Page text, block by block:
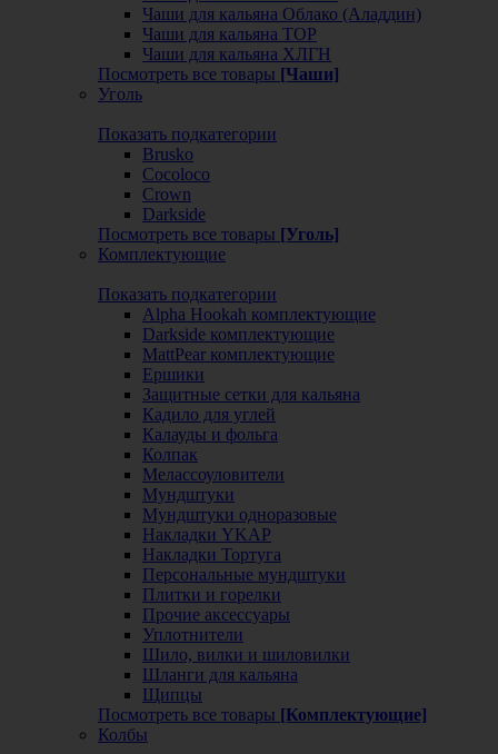
Чаши для кальяна Облако (Аладдин)
Чаши для кальяна ТОР
Чаши для кальяна ХЛГН
Посмотреть все товары [Чаши]
Уголь
Показать подкатегории
Brusko
Cocoloco
Crown
Darkside
Посмотреть все товары [Уголь]
Комплектующие
Показать подкатегории
Alpha Hookah комплектующие
Darkside комплектующие
MattPear комплектующие
Ершики
Защитные сетки для кальяна
Кадило для углей
Калауды и фольга
Колпак
Мелассоуловители
Мундштуки
Мундштуки одноразовые
Накладки YKAP
Накладки Тортуга
Персональные мундштуки
Плитки и горелки
Прочие аксессуары
Уплотнители
Шило, вилки и шиловилки
Шланги для кальяна
Щипцы
Посмотреть все товары [Комплектующие]
Колбы